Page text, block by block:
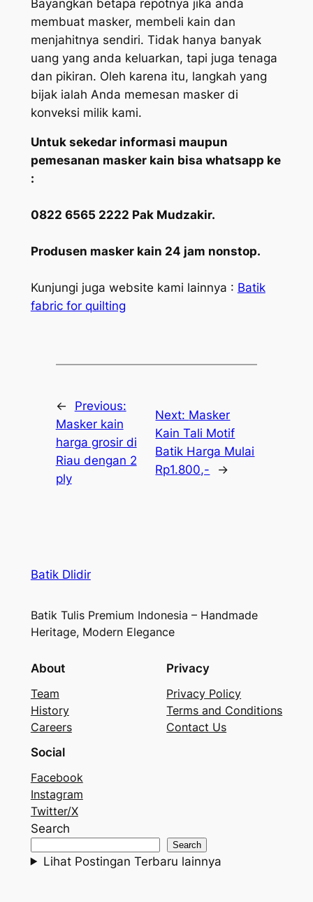
Bayangkan betapa repotnya jika anda
membuat masker, membeli kain dan
menjahitnya sendiri. Tidak hanya banyak
uang yang anda keluarkan, tapi juga tenaga
dan pikiran. Oleh karena itu, langkah yang
bijak ialah Anda memesan masker di
konveksi milik kami.
Untuk sekedar informasi maupun
pemesanan masker kain bisa whatsapp ke
:
0822 6565 2222 Pak Mudzakir.
Produsen masker kain 24 jam nonstop.
Kunjungi juga website kami lainnya : Batik
fabric for quilting
←
Previous:
Masker kain
harga grosir di
Riau dengan 2
ply
Next: Masker
Kain Tali Motif
Batik Harga Mulai
Rp1.800,-
→
Batik Dlidir
Batik Tulis Premium Indonesia – Handmade
Heritage, Modern Elegance
About
Team
History
Careers
Privacy
Privacy Policy
Terms and Conditions
Contact Us
Social
Facebook
Instagram
Twitter/X
Search
Search
Lihat Postingan Terbaru lainnya